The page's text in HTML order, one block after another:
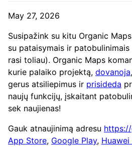
May 27, 2026
Susipažink su kitu Organic
su pataisymais ir
rasi toliau). Organic Maps
kurie palaiko projektą, dovanoja
gerus atsiliepimus ir prisideda
naujų funkcijų, įskaitant
sek naujienas!
Gauk atnaujinimą adresu
App Store, Google Play,